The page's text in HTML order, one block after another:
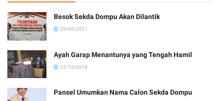
Besok Sekda Dompu Akan Dilantik
29/08/2021
Ayah Garap Menantunya yang Tengah Hamil
27/12/2018
Pansel Umumkan Nama Calon Sekda Dompu